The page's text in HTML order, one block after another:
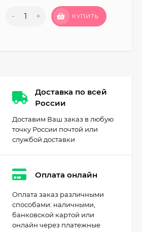
- + КУПИТЬ
Доставка по всей
России
Доставим Ваш заказ в любую
точку России почтой или
службой доставки
Оплата онлайн
Оплата заказ различными
способами: наличными,
банковской картой или
онлайн через платежные